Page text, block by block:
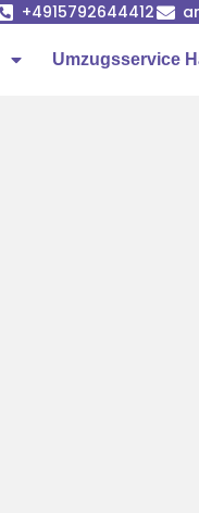
+4915792644412
Umzugsservice